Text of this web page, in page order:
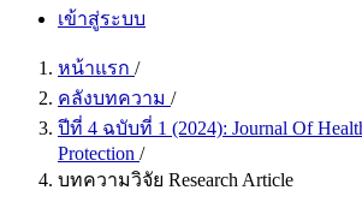
เข้าสู่ระบบ
หน้าแรก /
คลังบทความ /
ปีที่ 4 ฉบับที่ 1 (2024): Journal Of
Protection /
บทความวิจัย Research Article